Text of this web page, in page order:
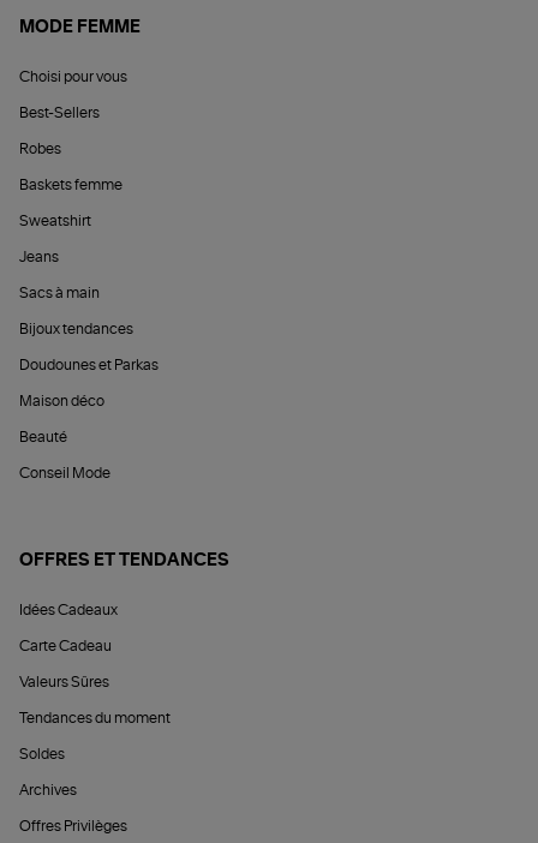
MODE FEMME
Choisi pour vous
Best-Sellers
Robes
Baskets femme
Sweatshirt
Jeans
Sacs à main
Bijoux tendances
Doudounes et Parkas
Maison déco
Beauté
Conseil Mode
OFFRES ET TENDANCES
Idées Cadeaux
Carte Cadeau
Valeurs Sûres
Tendances du moment
Soldes
Archives
Offres Privilèges